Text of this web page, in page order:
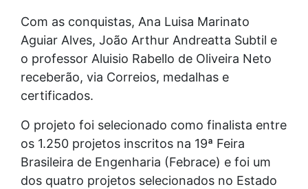
Com as conquistas, Ana Luisa Marinato
Aguiar Alves, João Arthur Andreatta Subtil e
o professor Aluisio Rabello de Oliveira Neto
receberão, via Correios, medalhas e
certificados.
O projeto foi selecionado como finalista entre
os 1.250 projetos inscritos na 19ª Feira
Brasileira de Engenharia (Febrace) e foi um
dos quatro projetos selecionados no Estado